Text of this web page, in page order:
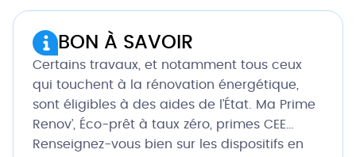
BON À SAVOIR
Certains travaux, et notamment tous ceux
qui touchent à la rénovation énergétique,
sont éligibles à des aides de l’État. Ma Prime
Renov’, Éco-prêt à taux zéro, primes CEE…
Renseignez-vous bien sur les dispositifs en